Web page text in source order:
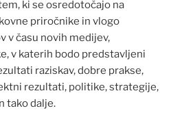
ki se osredotočajo na
priročnike in vlogo
v času novih medijev,
v katerih bodo predstavljeni
raziskav, dobre prakse,
rezultati, politike, strategije,
tako dalje.